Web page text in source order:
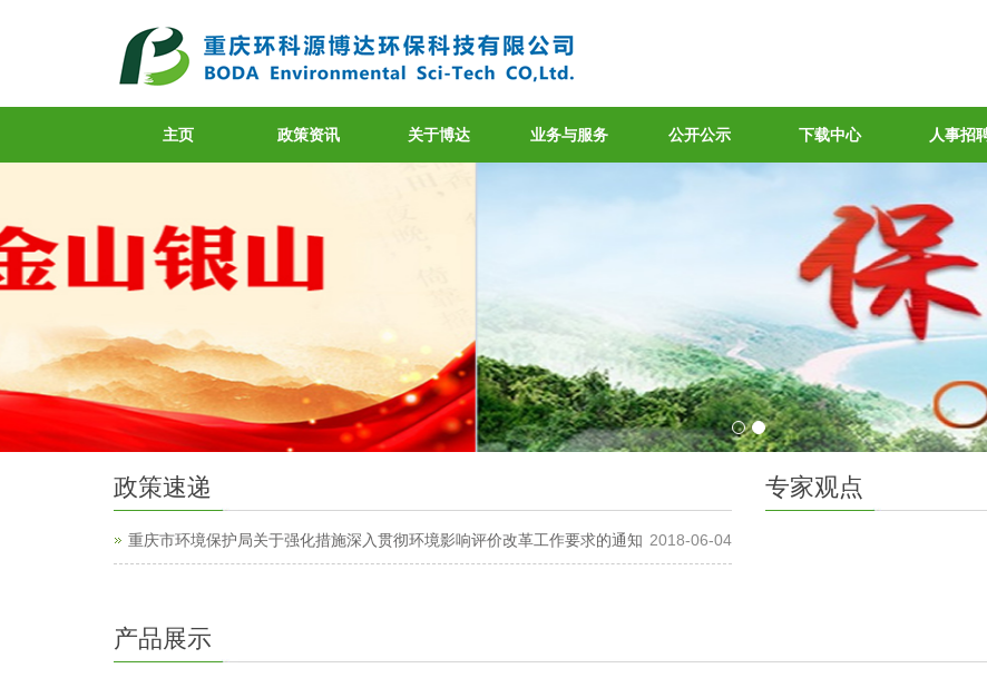
主页 政策资讯 关于博达 业务与服务 公开公示 下载中心 人事招
政策速递
重庆市环境保护局关于强化措施深入贯彻环境影响评价改革工作要求的通知 2018-06-04
专家观点
产品展示